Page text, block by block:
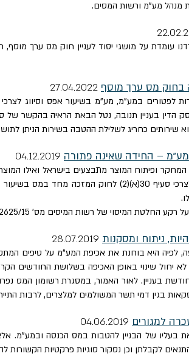
מנהל מע"מ ורשות המסים.
עומדת על מושגי יסוד לעניין חוק מס
בחוק מס ערך מוסף 2022
לפטורים במע"מ, מע"מ בשיעור אפס וסיווג
כחריג לשלילת ההטבה בשירות הניתן לתושב
מע"מ – החידה שאינה פתורה 2019
המחקר ופיתוח המוצר מתבצעים בישראל ואילו
ניתן להכיר במוצר מסוג זה כ -"נכס בלתי מוחשי"
החלטת המיסוי של רשות המיסים מס' 2625/15.
ניתוח ומסקנות 2019
במיסים בהודעה, לפיה היא בוחנת את אכיפת המע"מ על
15). בהודעה נמסר כי לא יחול שינוי באופן האכיפה
בעניין. לאור האמור, במסגרת רשומון המס
דמי תשר המשולמים למלצרים, לרבות התייחסות לסעיף
למגורים 04.06.2019
את בעליו של הבניין להטבות במס הכנסה
לקבלתן וכן נסקור סוגיות פרקטיות